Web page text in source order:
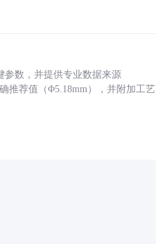
参数，并提供专业数据来源
推荐值（Φ5.18mm），并附加工艺